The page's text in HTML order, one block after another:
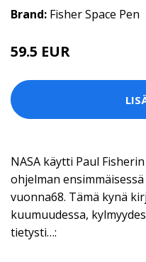
Brand: Fisher Space Pen
59.5 EUR
NASA käytti Paul
ohjelman
vuonna68. Tämä kynä
kuumuudessa,
tietysti…: